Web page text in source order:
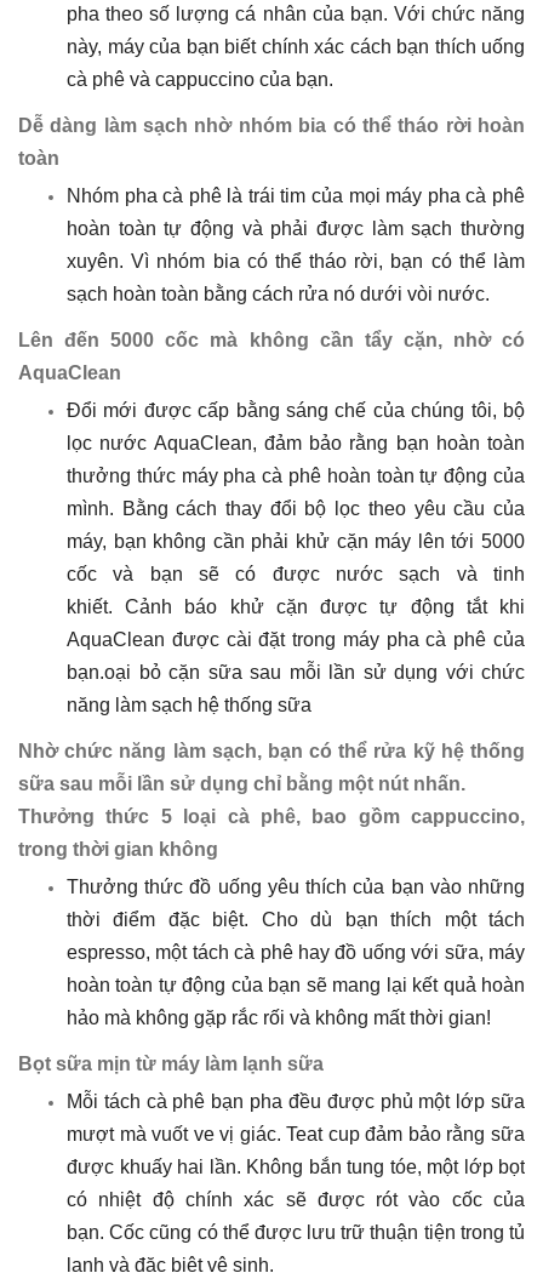
pha theo số lượng cá nhân của bạn. Với chức năng
này, máy của bạn biết chính xác cách bạn thích uống
cà phê và cappuccino của bạn.
Dễ dàng làm sạch nhờ nhóm bia có thể tháo rời hoàn
toàn
Nhóm pha cà phê là trái tim của mọi máy pha cà phê
hoàn toàn tự động và phải được làm sạch thường
xuyên. Vì nhóm bia có thể tháo rời, bạn có thể làm
sạch hoàn toàn bằng cách rửa nó dưới vòi nước.
Lên đến 5000 cốc mà không cần tẩy cặn, nhờ có
AquaClean
Đổi mới được cấp bằng sáng chế của chúng tôi, bộ
lọc nước AquaClean, đảm bảo rằng bạn hoàn toàn
thưởng thức máy pha cà phê hoàn toàn tự động của
mình. Bằng cách thay đổi bộ lọc theo yêu cầu của
máy, bạn không cần phải khử cặn máy lên tới 5000
cốc và bạn sẽ có được nước sạch và tinh
khiết. Cảnh báo khử cặn được tự động tắt khi
AquaClean được cài đặt trong máy pha cà phê của
bạn.oại bỏ cặn sữa sau mỗi lần sử dụng với chức
năng làm sạch hệ thống sữa
Nhờ chức năng làm sạch, bạn có thể rửa kỹ hệ thống
sữa sau mỗi lần sử dụng chỉ bằng một nút nhấn.
Thưởng thức 5 loại cà phê, bao gồm cappuccino,
trong thời gian không
Thưởng thức đồ uống yêu thích của bạn vào những
thời điểm đặc biệt. Cho dù bạn thích một tách
espresso, một tách cà phê hay đồ uống với sữa, máy
hoàn toàn tự động của bạn sẽ mang lại kết quả hoàn
hảo mà không gặp rắc rối và không mất thời gian!
Bọt sữa mịn từ máy làm lạnh sữa
Mỗi tách cà phê bạn pha đều được phủ một lớp sữa
mượt mà vuốt ve vị giác. Teat cup đảm bảo rằng sữa
được khuấy hai lần. Không bắn tung tóe, một lớp bọt
có nhiệt độ chính xác sẽ được rót vào cốc của
bạn. Cốc cũng có thể được lưu trữ thuận tiện trong tủ
lạnh và đặc biệt vệ sinh.